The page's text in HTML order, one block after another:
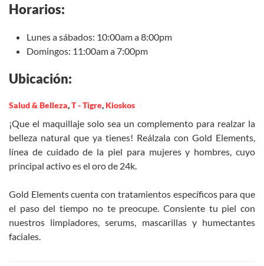
Horarios:
Lunes a sábados: 10:00am a 8:00pm
Domingos: 11:00am a 7:00pm
Ubicación:
Salud & Belleza,T - Tigre,Kioskos
¡Que el maquillaje solo sea un complemento para realzar la
belleza natural que ya tienes! Reálzala con Gold Elements,
línea de cuidado de la piel para mujeres y hombres, cuyo
principal activo es el oro de 24k.
Gold Elements cuenta con tratamientos específicos para que
el paso del tiempo no te preocupe. Consiente tu piel con
nuestros limpiadores, serums, mascarillas y humectantes
faciales.